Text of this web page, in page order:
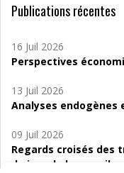
Publications récentes
16 Juil 2026
Perspectives
13 Juil 2026
Analyses endogènes
09 Juil 2026
Regards croisés des
de jour de bas seuil